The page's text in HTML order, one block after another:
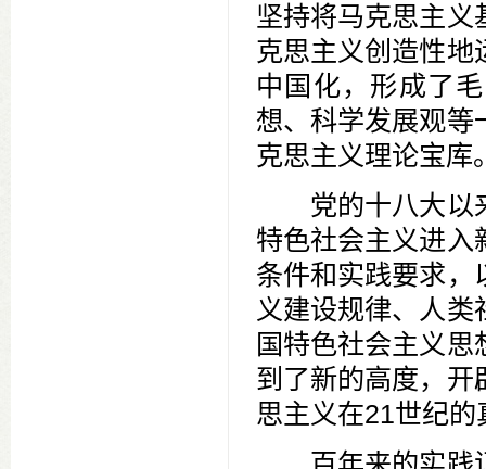
坚持将马克思主义
克思主义创造性地
中国化，形成了
想、科学发展观等
克思主义理论宝库
党的十八大以来
特色社会主义进入
条件和实践要求，
义建设规律、人
国特色社会主义
到了新的高度，开
思主义在21世纪的